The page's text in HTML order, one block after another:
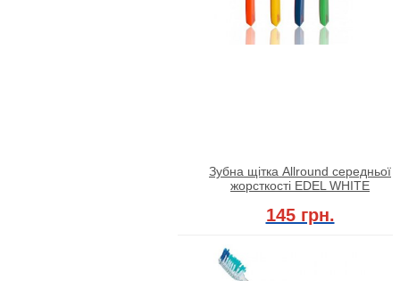
Зубна щітка Allround середньої
жорсткості EDEL WHITE
145 грн.